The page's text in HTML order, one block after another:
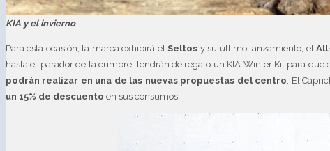
KIA y el invierno
Para esta ocasión, la marca exhibirá elSeltos y su último lanzamiento, el
hasta el parador de la cumbre, tendrán de regalo un KIA Winter Kit para
podrán realizar en una de las nuevas propuestas del centro , El
un 15% de descuento en sus consumos.